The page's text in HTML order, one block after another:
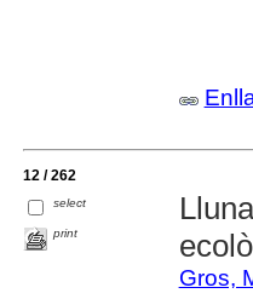
12 / 262
select
print
Gros,